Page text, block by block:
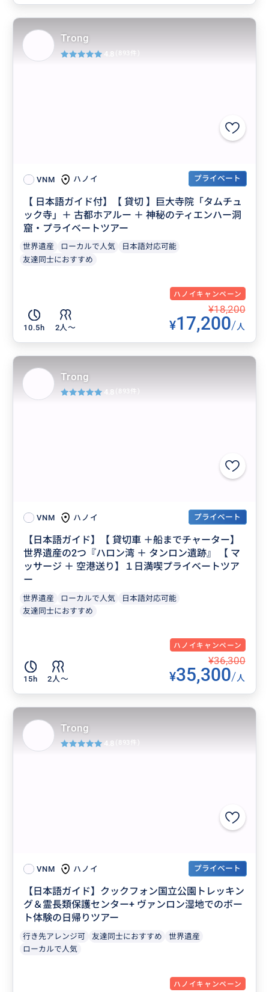
VNM ハノイ プライベート
【 日本語ガイド付】【 貸切 】巨大寺院「タムチュ
ック寺」＋ 古都ホアルー ＋ 神秘のティエンハー洞
窟・プライベートツアー
世界遺産 ローカルで人気
日本語対応可能
友達同士におすすめ
ハノイキャンペーン
10.5h 2人〜
¥18,200
¥17,200/人
Trong
4.8 (893件)
VNM ハノイ プライベート
【日本語ガイド】【 貸切車 ＋船までチャーター】
世界遺産の2つ『ハロン湾 ＋ タンロン遺跡』 【 マ
ッサージ ＋ 空港送り】１日満喫プライベートツア
ー
世界遺産 ローカルで人気
日本語対応可能
友達同士におすすめ
ハノイキャンペーン
15h 2人〜
¥36,300
¥35,300/人
Trong
4.8 (893件)
VNM ハノイ プライベート
【日本語ガイド】クックフォン国立公園トレッキン
グ＆霊長類保護センター+ ヴァンロン湿地でのボー
ト体験の日帰りツアー
行き先アレンジ可 友達同士におすすめ
世界遺産
ローカルで人気
ハノイキャンペーン
Trong
4.8 (893件)